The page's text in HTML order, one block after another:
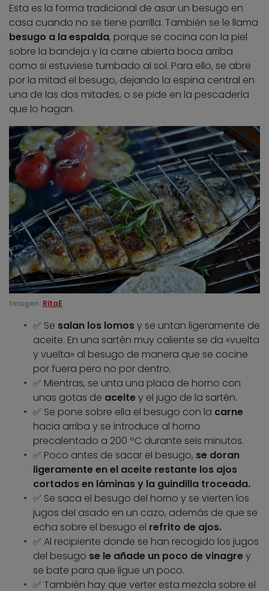
Esta es la forma tradicional de asar un besugo en
casa cuando no se tiene parrilla. También se le llama
besugo a la espalda, porque se cocina con la piel
sobre la bandeja y la carne abierta boca arriba
como si estuviese tumbado al sol. Para ello, se abre
por la mitad el besugo, dejando la espina central en
una de las dos mitades, o se pide en la pescadería
que lo hagan.
Imagen: RitaE
✅ Se salan los lomosy se untan ligeramente de
aceite. En una sartén muy caliente se da «vuelta
y vuelta» al besugo de manera que se cocine
por fuera pero no por dentro.
✅ Mientras, se unta una placa de horno con
unas gotas de aceitey el jugo de la sartén.
✅ Se pone sobre ella el besugo con la carne
hacia arriba y se introduce al horno
precalentado a 200 ºC durante seis minutos.
✅ Poco antes de sacar el besugo, se doran
ligeramente en el aceite restante los ajos
cortados en láminas y la guindilla troceada.
✅ Se saca el besugo del horno y se vierten los
jugos del asado en un cazo, además de que se
echa sobre el besugo el refrito de ajos.
✅ Al recipiente donde se han recogido los jugos
del besugo se le añade un poco de vinagrey
se bate para que ligue un poco.
✅ También hay que verter esta mezcla sobre el